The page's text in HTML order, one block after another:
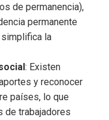
de permanencia),
permanente
la
: Existen
y reconocer
países, lo que
de trabajadores